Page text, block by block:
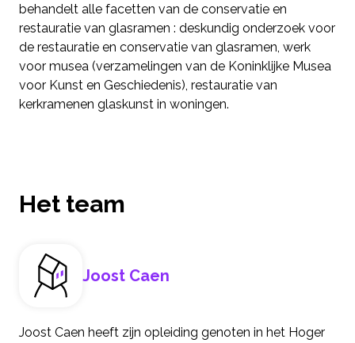
behandelt alle facetten van de conservatie en
restauratie van glasramen : deskundig onderzoek voor
de restauratie en conservatie van glasramen, werk
voor musea (verzamelingen van de Koninklijke Musea
voor Kunst en Geschiedenis), restauratie van
kerkramenen glaskunst in woningen.
Het team
Joost Caen
Joost Caen heeft zijn opleiding genoten in het Hoger